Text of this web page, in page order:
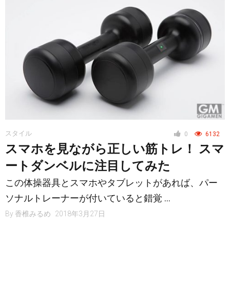
0 6132
スタイル
スマホを見ながら正しい筋トレ！ スマ
ートダンベルに注目してみた
この体操器具とスマホやタブレットがあれば、パー
ソナルトレーナーが付いていると錯覚 …
By 香椎みるめ 2018年3月27日